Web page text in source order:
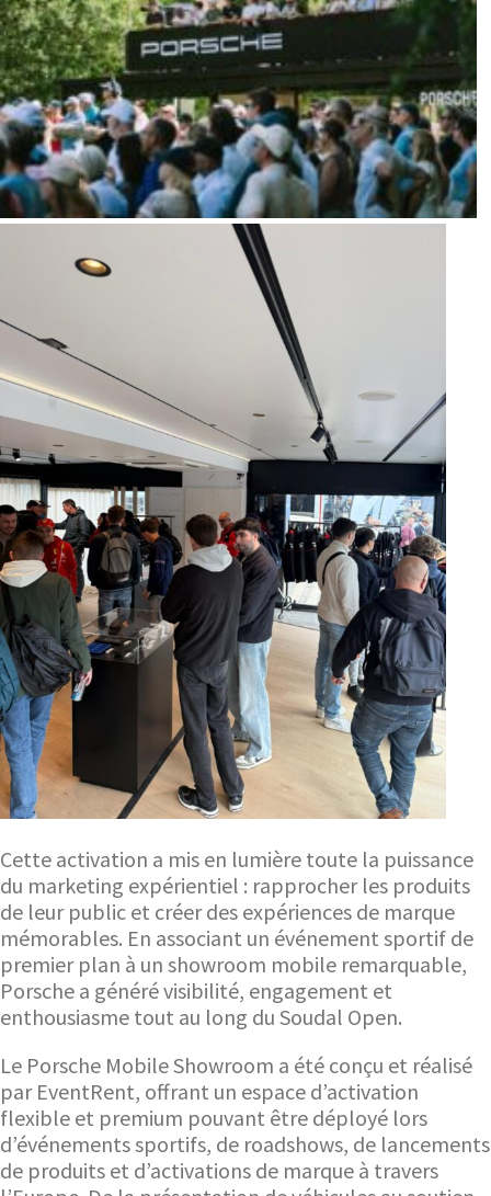
Cette activation a mis en lumière toute la puissance
du marketing expérientiel : rapprocher les produits
de leur public et créer des expériences de marque
mémorables. En associant un événement sportif de
premier plan à un showroom mobile remarquable,
Porsche a généré visibilité, engagement et
enthousiasme tout au long du Soudal Open.
Le Porsche Mobile Showroom a été conçu et réalisé
par EventRent, offrant un espace d’activation
flexible et premium pouvant être déployé lors
d’événements sportifs, de roadshows, de lancements
de produits et d’activations de marque à travers